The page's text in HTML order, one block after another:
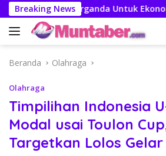
Langsung
ke
konten
Breaking News
Efek Berganda Untuk Ekonomi
Beranda Olahraga
Olahraga
Timpilihan Indonesia
Modal usai Toulon
Targetkan Lolos Gelar